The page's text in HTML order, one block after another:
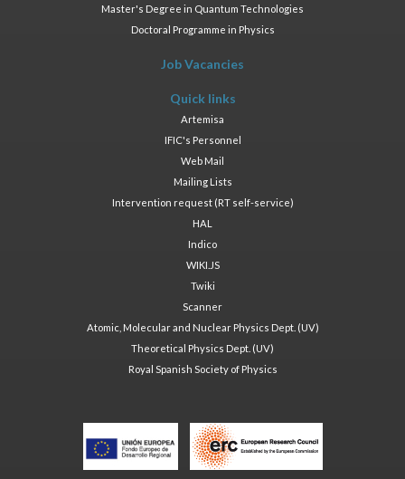
Master's Degree in Quantum Technologies
Doctoral Programme in Physics
Job Vacancies
Quick links
Artemisa
IFIC's Personnel
Web Mail
Mailing Lists
Intervention request (RT self-service)
HAL
Indico
WIKI.JS
Twiki
Scanner
Atomic, Molecular and Nuclear Physics Dept. (UV)
Theoretical Physics Dept. (UV)
Royal Spanish Society of Physics